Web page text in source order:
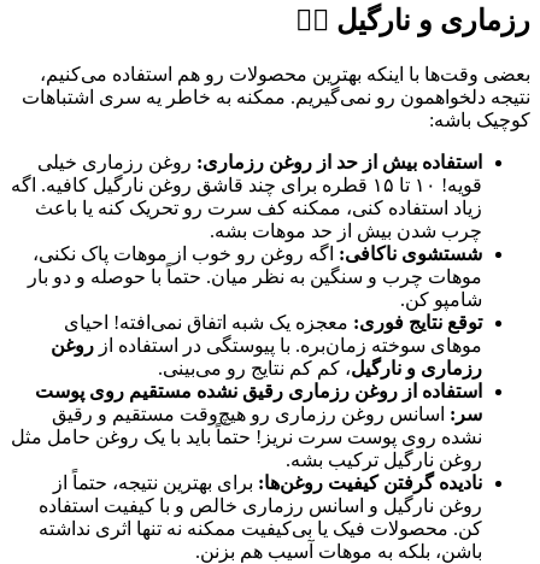
رزماری و نارگیل 🤦‍♀️
بعضی وقت‌ها با اینکه بهترین محصولات رو هم استفاده می‌کنیم،
نتیجه دلخواهمون رو نمی‌گیریم. ممکنه به خاطر یه سری اشتباهات
کوچیک باشه:
استفاده بیش از حد از روغن رزماری: روغن رزماری خیلی
قویه! ۱۰ تا ۱۵ قطره برای چند قاشق روغن نارگیل کافیه. اگه
زیاد استفاده کنی، ممکنه کف سرت رو تحریک کنه یا باعث
چرب شدن بیش از حد موهات بشه.
شستشوی ناکافی: اگه روغن رو خوب از موهات پاک نکنی،
موهات چرب و سنگین به نظر میان. حتماً با حوصله و دو بار
شامپو کن.
توقع نتایج فوری: معجزه یک شبه اتفاق نمی‌افته! احیای
موهای سوخته زمان‌بره. با پیوستگی در استفاده از روغن
رزماری و نارگیل، کم کم نتایج رو می‌بینی.
استفاده از روغن رزماری رقیق نشده مستقیم روی پوست
سر: اسانس روغن رزماری رو هیچ‌وقت مستقیم و رقیق
نشده روی پوست سرت نریز! حتماً باید با یک روغن حامل مثل
روغن نارگیل ترکیب بشه.
نادیده گرفتن کیفیت روغن‌ها: برای بهترین نتیجه، حتماً از
روغن نارگیل و اسانس رزماری خالص و با کیفیت استفاده
کن. محصولات فیک یا بی‌کیفیت ممکنه نه تنها اثری نداشته
باشن، بلکه به موهات آسیب هم بزنن.